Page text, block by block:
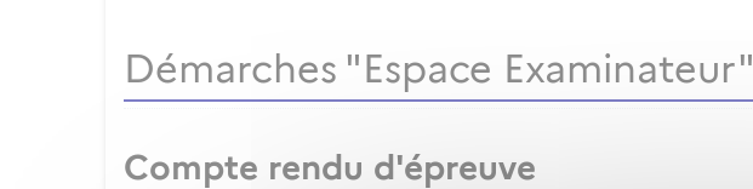
Démarches "Espace Examinateur"
Compte rendu d'épreuve